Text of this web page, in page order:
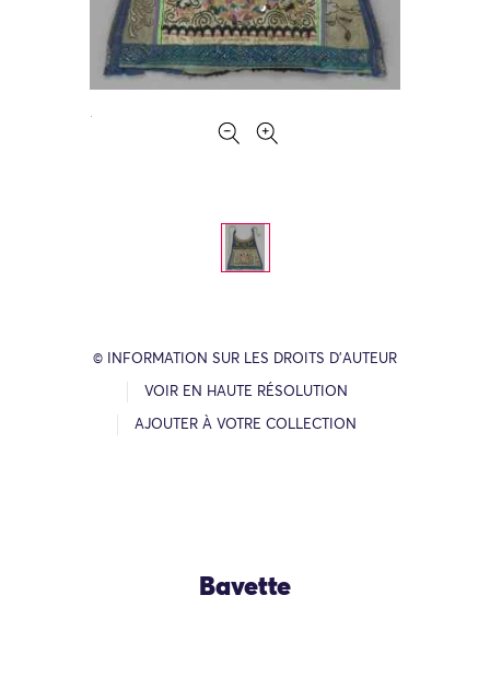
© INFORMATION SUR LES DROITS D’AUTEUR
VOIR EN HAUTE RÉSOLUTION
AJOUTER À VOTRE COLLECTION
Bavette